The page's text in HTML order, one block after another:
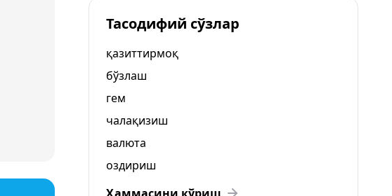
Тасодифий сўзлар
қазиттирмоқ
бўзлаш
гем
чалақизиш
валюта
оздириш